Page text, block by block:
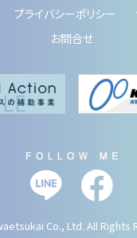
プライバシーポリシー
お問合せ
Co., Ltd. All Rights